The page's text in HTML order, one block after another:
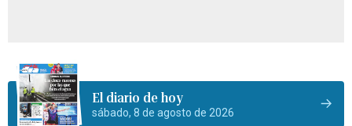
El diario de hoy
sábado, 8 de agosto de 2026